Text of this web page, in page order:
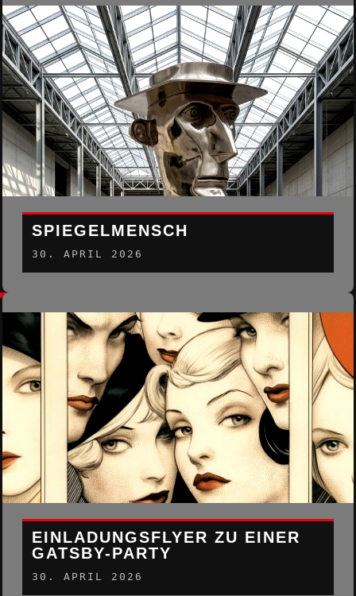
SPIEGELMENSCH
30. APRIL 2026
EINLADUNGSFLYER ZU EINER
GATSBY-PARTY
30. APRIL 2026